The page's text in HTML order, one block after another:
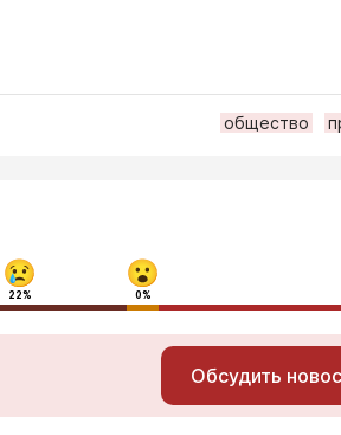
общество
22% 0%
Обсудить